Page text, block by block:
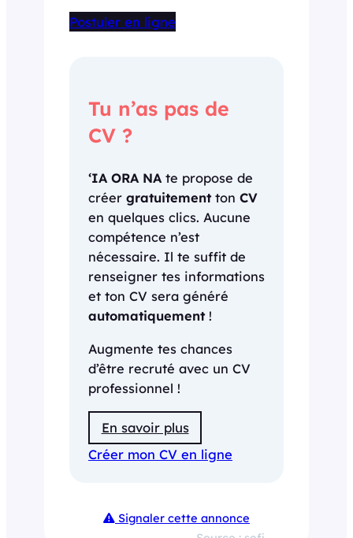
Postuler en ligne
Tu n’as pas de
CV ?
‘IA ORA NA te propose de
créer gratuitementton CV
en quelques clics. Aucune
compétence n’est
nécessaire. Il te suffit de
renseigner tes informations
et ton CV sera généré
automatiquement!
Augmente tes chances
d’être recruté avec un CV
professionnel !
En savoir plus
Créer mon CV en ligne
Signaler cette annonce